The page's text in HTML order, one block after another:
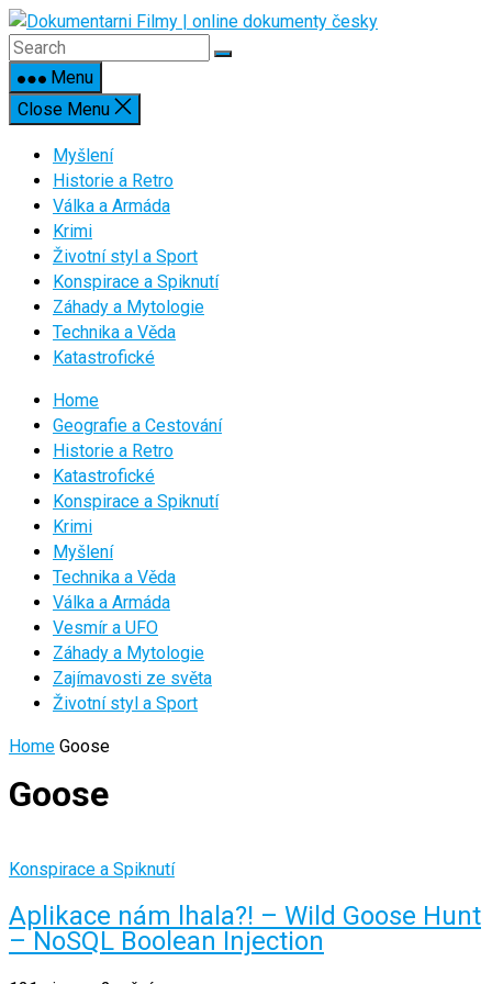
Skip
to
contentMenu
Close Menu
Myšlení
Historie a Retro
Válka a Armáda
Krimi
Životní styl a Sport
Konspirace a Spiknutí
Záhady a Mytologie
Technika a Věda
Katastrofické
Home
Geografie a Cestování
Historie a Retro
Katastrofické
Konspirace a Spiknutí
Krimi
Myšlení
Technika a Věda
Válka a Armáda
Vesmír a UFO
Záhady a Mytologie
Zajímavosti ze světa
Životní styl a Sport
Home Goose
Goose
Konspirace a Spiknutí
Aplikace nám lhala?! – Wild Goose Hunt
– NoSQL Boolean Injection